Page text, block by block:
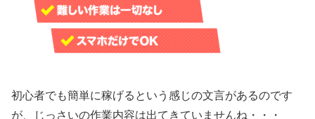
初心者でも簡単に稼げるという感じの文言があるのです
が、じっさいの作業内容は出てきていませんね・・・